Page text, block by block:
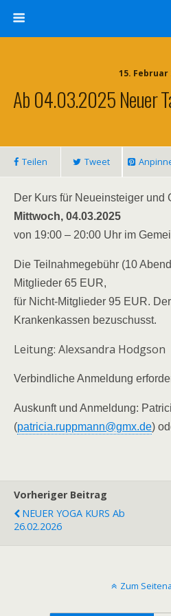
15. Februar
Ab 04.03.2025 Neuer
Teilen Tweet
Der Kurs für Neueinsteiger und
Mittwoch, 04.03.2025
von 19:00 – 20:00 Uhr im
Die Teilnahmegebühr (10
Mitglieder 65 EUR,
für Nicht-Mitglieder 95 EUR.
Krankenkassen bezuschusst.
Leitung: Alexsandra Hodgson
Verbindliche Anmeldung
Auskunft und Anmeldung:
(patricia.ruppmann@gmx.de)
Vorheriger Beitrag
NEUER YOGA KURS Ab
26.02.2026
Zum